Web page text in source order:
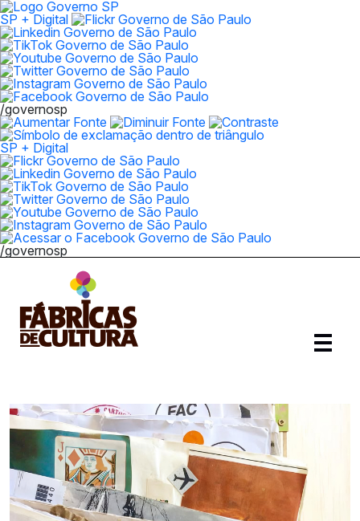
SP + Digital
/governosp
SP + Digital
/governosp